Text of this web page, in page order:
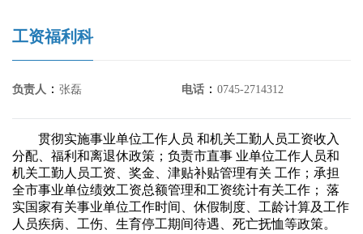
工资福利科
负责人 ： 张磊 电话 ： 0745-2714312
贯彻实施事业单位工作人员 和机关工勤人员工资收入
分配、福利和离退休政策；负责市直事 业单位工作人员和
机关工勤人员工资、奖金、津贴补贴管理有关 工作；承担
全市事业单位绩效工资总额管理和工资统计有关工作； 落
实国家有关事业单位工作时间、休假制度、工龄计算及工作
人员疾病、工伤、生育停工期间待遇、死亡抚恤等政策。